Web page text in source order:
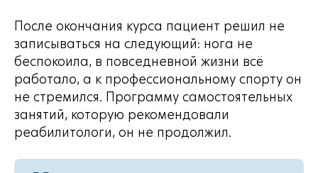
После окончания курса пациент решил не
записываться на следующий: нога не
беспокоила, в повседневной жизни всё
работало, а к профессиональному спорту он
не стремился. Программу самостоятельных
занятий, которую рекомендовали
реабилитологи, он не продолжил.